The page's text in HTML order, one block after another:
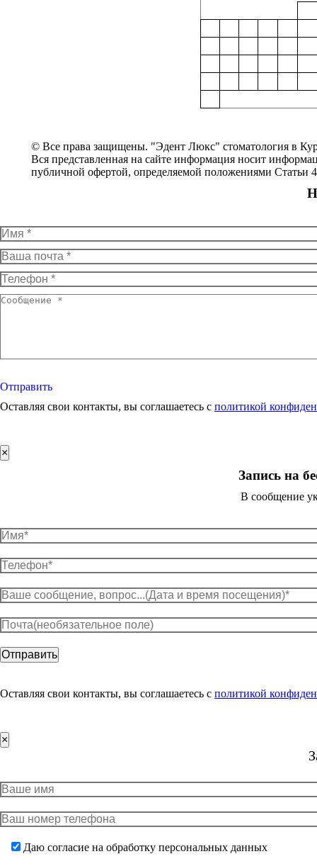
© Все права защищены. "Эдент Люкс" стоматология в
Вся представленная на сайте информация носит
публичной офертой, определяемой положениями Статьи
Имя *
Ваша почта *
Телефон *
Сообщение *
Отправить
Оставляя свои контакты, вы соглашаетесь с политикой
×
Запись на
В сообщение
Оставляя свои контакты, вы соглашаетесь с политикой
×
Даю согласие на обработку персональных данных